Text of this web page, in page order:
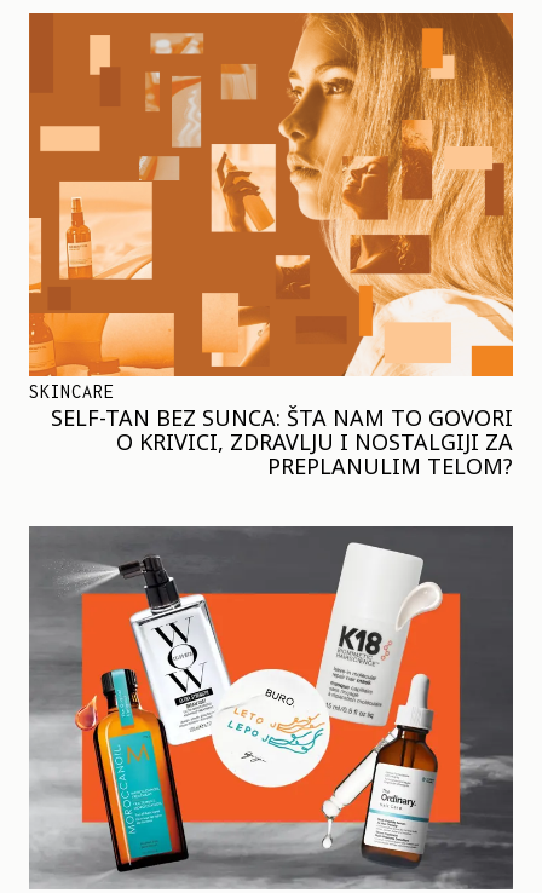
SKINCARE
SELF-TAN BEZ SUNCA: ŠTA NAM TO GOVORI
O KRIVICI, ZDRAVLJU I NOSTALGIJI ZA
PREPLANULIM TELOM?